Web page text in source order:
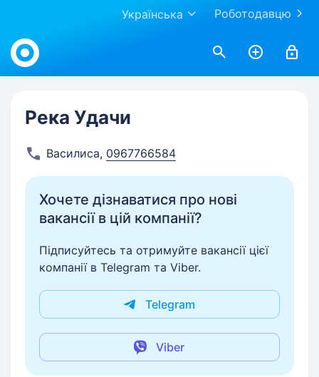
Роботодавцю
Українська
Work.ua
Река Удачи
Василиса, 0967766584
Хочете дізнаватися про нові
вакансії в цій компанії?
Підписуйтесь та отримуйте вакансії цієї
компанії в Telegram та Viber.
Telegram
Viber